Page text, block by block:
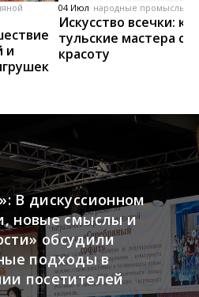
и
04 Июл народные промыслы,
Искусство всечки: как
тульские мастера
красоту
В дискуссионном
новые смыслы и
обсудили
подходы в
посетителей